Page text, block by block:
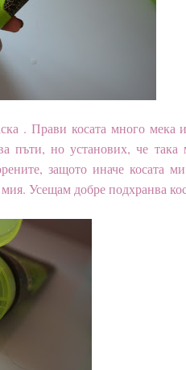
. Прави косата много мека
пъти, но установих, че
защото иначе косата
Усещам добре подхранва